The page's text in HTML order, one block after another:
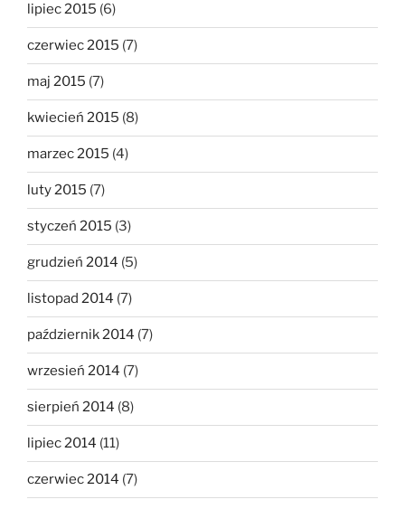
lipiec 2015 (6)
czerwiec 2015 (7)
maj 2015 (7)
kwiecień 2015 (8)
marzec 2015 (4)
luty 2015 (7)
styczeń 2015 (3)
grudzień 2014 (5)
listopad 2014 (7)
październik 2014 (7)
wrzesień 2014 (7)
sierpień 2014 (8)
lipiec 2014 (11)
czerwiec 2014 (7)